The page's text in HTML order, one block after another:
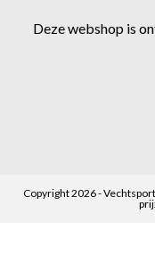
Deze webshop is
Copyright 2026 -